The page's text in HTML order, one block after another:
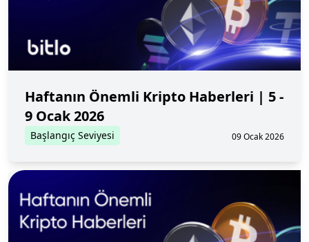
Haftanın Önemli Kripto Haberleri | 5 -
9 Ocak 2026
Başlangıç Seviyesi 09 Ocak 2026